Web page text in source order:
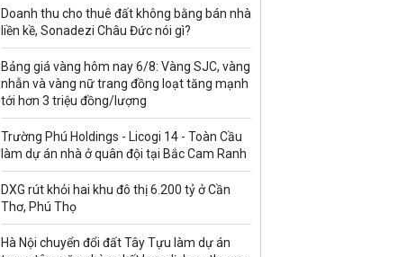
Doanh thu cho thuê đất không bằng bán nhà
liền kề, Sonadezi Châu Đức nói gì?
Bảng giá vàng hôm nay 6/8: Vàng SJC, vàng
nhẫn và vàng nữ trang đồng loạt tăng mạnh
tới hơn 3 triệu đồng/lượng
Trường Phú Holdings - Licogi 14 - Toàn Cầu
làm dự án nhà ở quân đội tại Bắc Cam Ranh
DXG rút khỏi hai khu đô thị 6.200 tỷ ở Cần
Thơ, Phú Thọ
Hà Nội chuyển đổi đất Tây Tựu làm dự án